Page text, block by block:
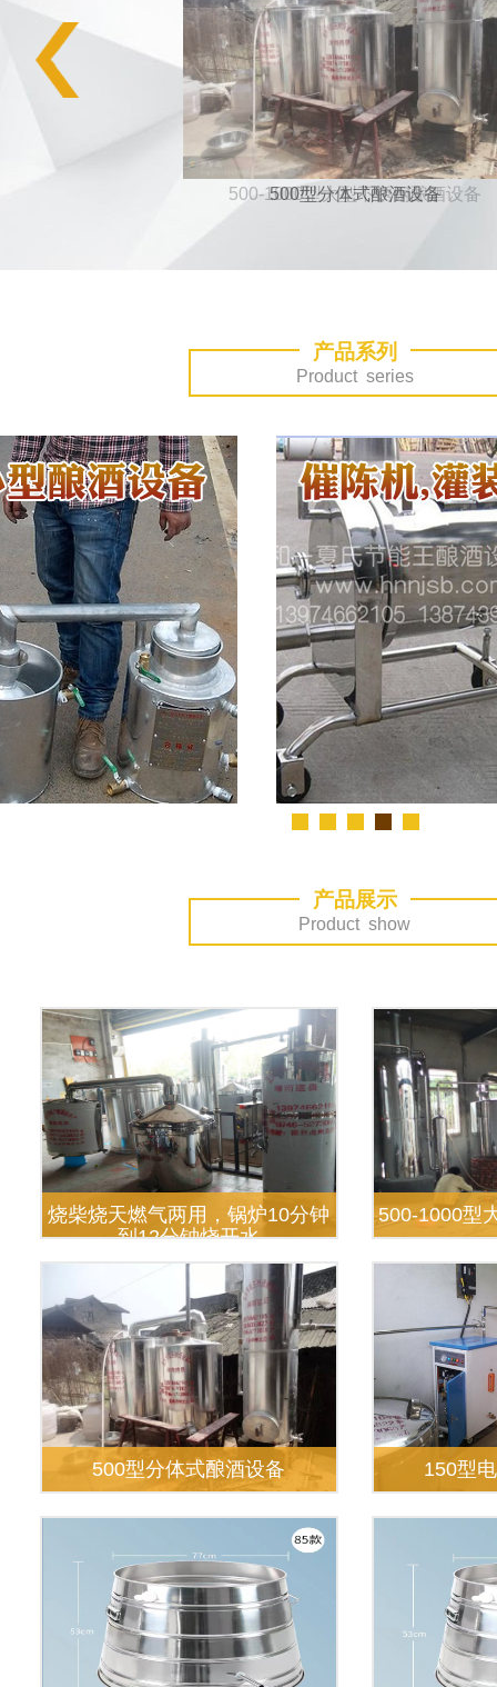
500型分体式酿酒设备
产品系列
Product series
产品展示
Product show
烧柴烧天燃气两用，锅炉10分钟
到12分钟烧开水
500-1000型
500型分体式酿酒设备 150型